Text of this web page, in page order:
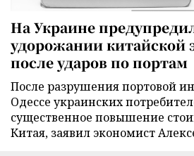
На Украине
удорожании китайской
после ударов по портам
После разрушения портовой
Одессе украинских
существенное повышение
Китая, заявил экономист